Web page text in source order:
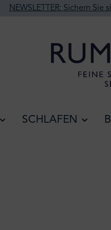
NEWSLETTER: Sichern
SCHLAFEN